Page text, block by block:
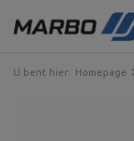
U bent hier: Homepage